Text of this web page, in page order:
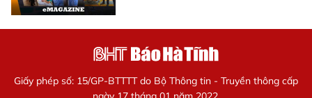
Giấy phép số: 15/GP-BTTTT do Bộ Thông tin - Truyền thông cấp